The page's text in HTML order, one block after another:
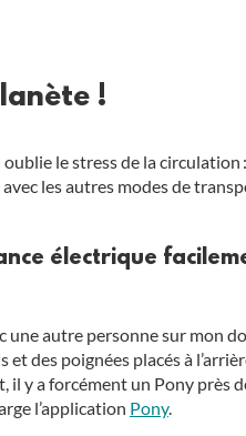
!
le stress de la circulation
les autres modes de
électrique
une autre personne sur mon
des poignées placés à
y a forcément un Pony près
l’application Pony.